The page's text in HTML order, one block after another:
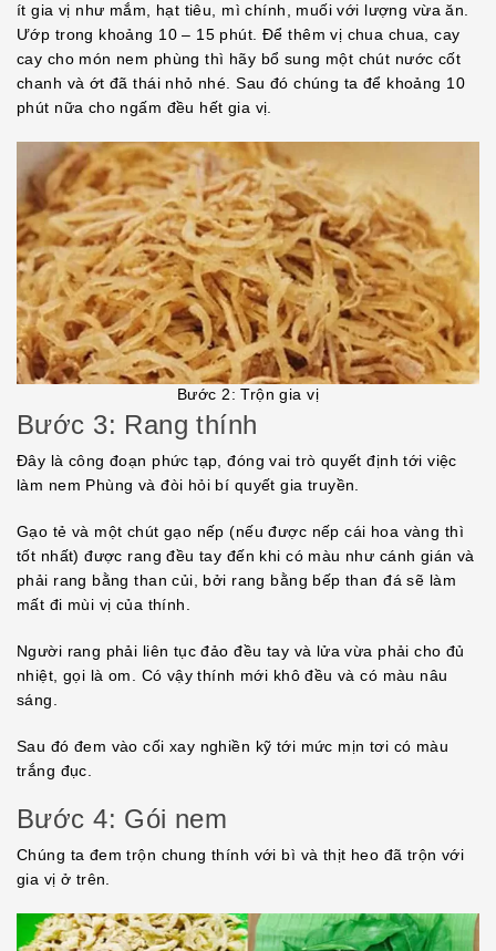
ít gia vị như mắm, hạt tiêu, mì chính, muối với lượng vừa ăn.
Ướp trong khoảng 10 – 15 phút. Để thêm vị chua chua, cay
cay cho món nem phùng thì hãy bổ sung một chút nước cốt
chanh và ớt đã thái nhỏ nhé. Sau đó chúng ta để khoảng 10
phút nữa cho ngấm đều hết gia vị.
Bước 2: Trộn gia vị
Bước 3: Rang thính
Đây là công đoạn phức tạp, đóng vai trò quyết định tới việc
làm nem Phùng và đòi hỏi bí quyết gia truyền.
Gạo tẻ và một chút gạo nếp (nếu được nếp cái hoa vàng thì
tốt nhất) được rang đều tay đến khi có màu như cánh gián và
phải rang bằng than củi, bởi rang bằng bếp than đá sẽ làm
mất đi mùi vị của thính.
Người rang phải liên tục đảo đều tay và lửa vừa phải cho đủ
nhiệt, gọi là om. Có vậy thính mới khô đều và có màu nâu
sáng.
Sau đó đem vào cối xay nghiền kỹ tới mức mịn tơi có màu
trắng đục.
Bước 4: Gói nem
Chúng ta đem trộn chung thính với bì và thịt heo đã trộn với
gia vị ở trên.